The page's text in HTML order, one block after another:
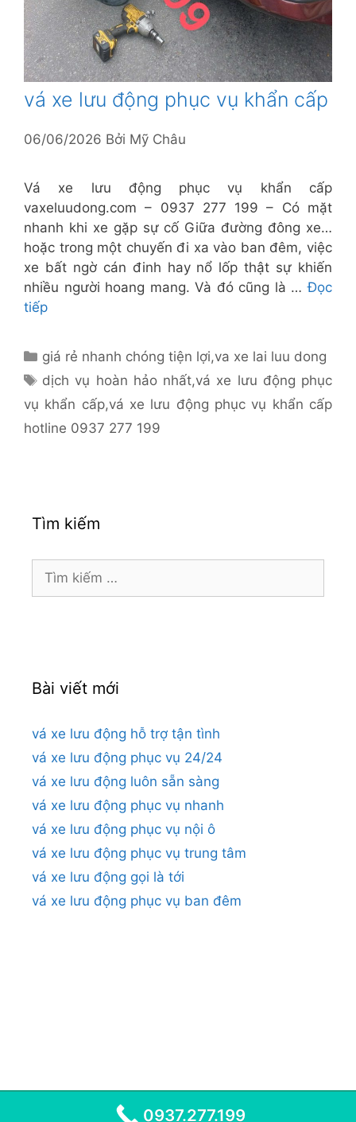
vá xe lưu động phục vụ khẩn cấp
06/06/2026 Bởi Mỹ Châu
Vá xe lưu động phục vụ khẩn cấp
vaxeluudong.com – 0937 277 199 – Có mặt
nhanh khi xe gặp sự cố Giữa đường đông xe…
hoặc trong một chuyến đi xa vào ban đêm, việc
xe bất ngờ cán đinh hay nổ lốp thật sự khiến
nhiều người hoang mang. Và đó cũng là …Đọc
tiếp
Danh
mục
giá rẻ nhanh chóng tiện lợi,va xe lai luu dong
Thẻ
dịch vụ hoàn hảo nhất,vá xe lưu động phục
vụ khẩn cấp,vá xe lưu động phục vụ khẩn cấp
hotline 0937 277 199
Tìm kiếm
Tìm
kiếm
Bài viết mới
vá xe lưu động hỗ trợ tận tình
vá xe lưu động phục vụ 24/24
vá xe lưu động luôn sẵn sàng
vá xe lưu động phục vụ nhanh
vá xe lưu động phục vụ nội ô
vá xe lưu động phục vụ trung tâm
vá xe lưu động gọi là tới
vá xe lưu động phục vụ ban đêm
© 2026 •VÁ XE LƯU ĐỘNG
0937.277.199